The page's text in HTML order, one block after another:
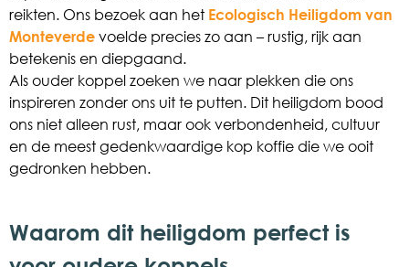
reikten. Ons bezoek aan het Ecologisch Heiligdom van
Monteverde voelde precies zo aan – rustig, rijk aan
betekenis en diepgaand.
Als ouder koppel zoeken we naar plekken die ons
inspireren zonder ons uit te putten. Dit heiligdom bood
ons niet alleen rust, maar ook verbondenheid, cultuur
en de meest gedenkwaardige kop koffie die we ooit
gedronken hebben.
Waarom dit heiligdom perfect is